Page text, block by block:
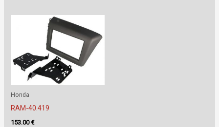
Honda
RAM-40.419
153.00€